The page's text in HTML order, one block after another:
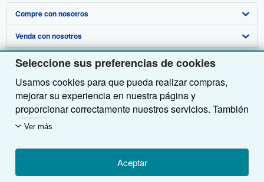
Seleccione sus preferencias de cookies
Usamos cookies para que pueda realizar compras,
mejorar su experiencia en nuestra página y
proporcionar correctamente nuestros servicios. También
utilizamos cookies para comprender el modo en que los
midiendo las visitas al sitio) y así poder realizar
mejoras. Si está de acuerdo, también utilizaremos
cookies de terceros para mostrar contenido relevante
Ver más
Aceptar
Compre con nosotros
Búsqueda avanzada
Colecciones
Mi cuenta
Mis pedidos
Ver carrito
Venda con nosotros
Comenzar a vender
Únase a nuestro programa de afiliados
Recomiende un vendedor
Sobre nosotros
Sobre IberLibro
Medios
Empleo
Política de Privacidad
Obtener Ayuda
Preguntas frecuentes y guías
Atención al Cliente
Otras compañías de AbeBooks
AbeBooks.com
AbeBooks.co.uk
Siga a IberLibro